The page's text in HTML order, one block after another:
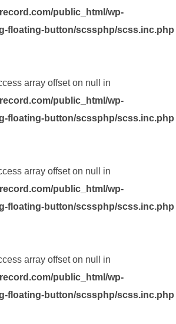
public_html/wp-
floating-button/scssphp/scss.inc.php
array offset on null in
public_html/wp-
floating-button/scssphp/scss.inc.php
array offset on null in
public_html/wp-
floating-button/scssphp/scss.inc.php
array offset on null in
public_html/wp-
floating-button/scssphp/scss.inc.php